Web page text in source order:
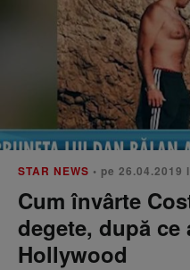
STAR NEWS • pe 26.04.2019
Cum învârte
degete, după ce
Hollywood